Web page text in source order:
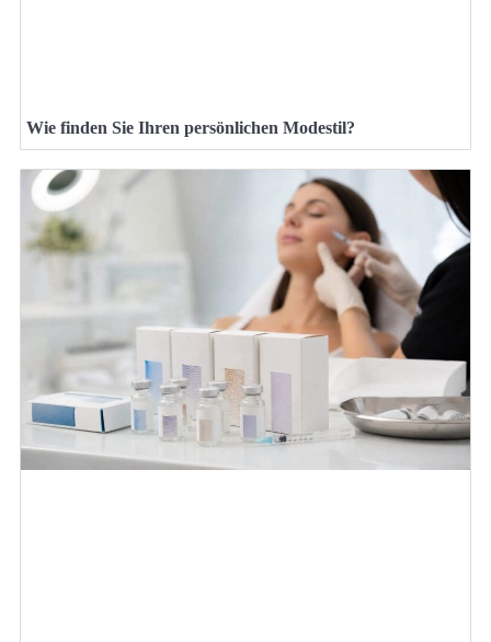
Wie finden Sie Ihren persönlichen Modestil?